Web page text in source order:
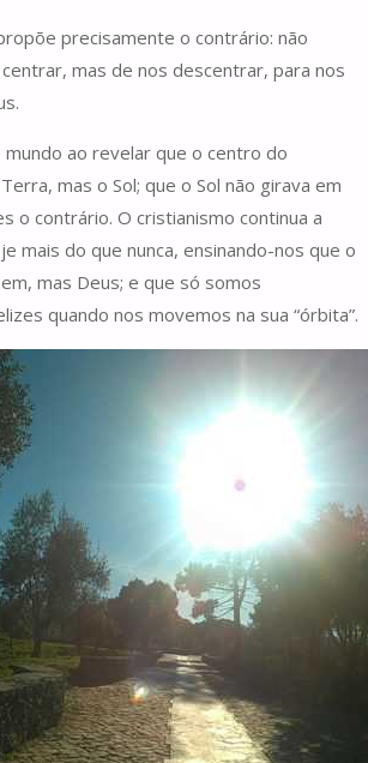
precisamente o contrário: não
mas de nos descentrar, para nos
mundo ao revelar que o centro do
mas o Sol; que o Sol não girava em
o contrário. O cristianismo continua a
mais do que nunca, ensinando-nos que o
mas Deus; e que só somos
quando nos movemos na sua “órbita”.